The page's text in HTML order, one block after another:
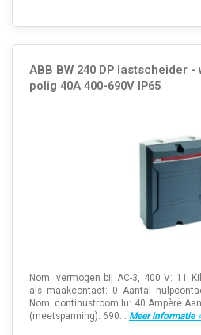
ABB BW 240 DP lastscheider
polig 40A 400-690V IP65
Nom. vermogen bij AC-3, 400 V: 11
als maakcontact: 0 Aantal
Nom. continustroom Iu: 40 Ampère
(meetspanning): 690... Meer informatie »